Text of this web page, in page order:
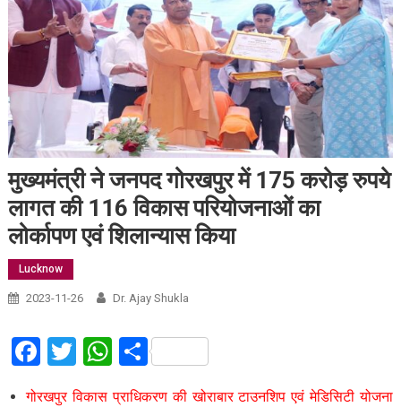
मुख्यमंत्री ने जनपद गोरखपुर में 175 करोड़ रुपये
लागत की 116 विकास परियोजनाओं का
लोर्कापण एवं शिलान्यास किया
Lucknow
2023-11-26 Dr. Ajay Shukla
Facebook
Twitter
WhatsApp
Share
गोरखपुर विकास प्राधिकरण की खोराबार टाउनशिप एवं मेडिसिटी योजना